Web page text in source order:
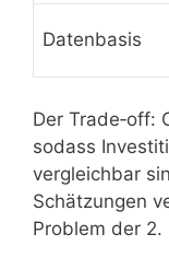
Datenbasis
Der Trade‑off:
sodass
vergleichbar
Schätzungen
Problem der 2.